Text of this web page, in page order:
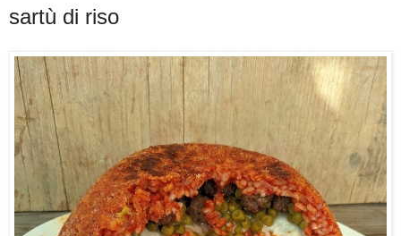
sartù di riso